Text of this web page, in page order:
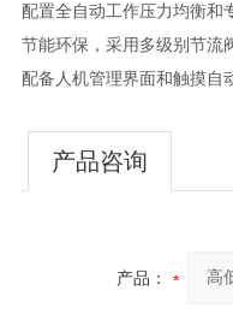
配置全自动工作压力均衡和
节能环保，采用多级别节流
配备人机管理界面和触摸自
产品咨询
产品：